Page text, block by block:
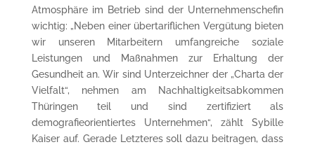
Atmosphäre im Betrieb sind der Unternehmenschefin
wichtig: „Neben einer übertariflichen Vergütung bieten
wir unseren Mitarbeitern umfangreiche soziale
Leistungen und Maßnahmen zur Erhaltung der
Gesundheit an. Wir sind Unterzeichner der „Charta der
Vielfalt“, nehmen am Nachhaltigkeitsabkommen
Thüringen teil und sind zertifiziert als
demografieorientiertes Unternehmen“, zählt Sybille
Kaiser auf. Gerade Letzteres soll dazu beitragen, dass